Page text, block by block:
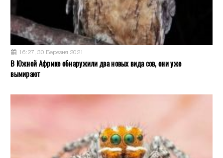
16:27, 30 Березня 2021
В Южной Африке обнаружили два новых вида сов, они уже
вымирают